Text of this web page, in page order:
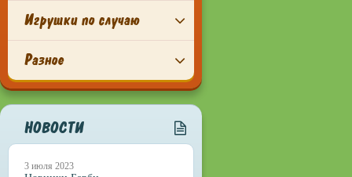
Игрушки по случаю
Разное
НОВОСТИ
3 июля 2023